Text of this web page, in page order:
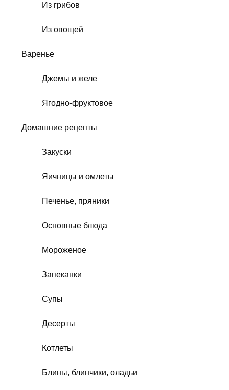
Из грибов
Из овощей
Варенье
Джемы и желе
Ягодно-фруктовое
Домашние рецепты
Закуски
Яичницы и омлеты
Печенье, пряники
Основные блюда
Мороженое
Запеканки
Супы
Десерты
Котлеты
Блины, блинчики, оладьи